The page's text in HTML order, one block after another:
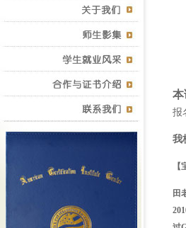
本
报
我
田